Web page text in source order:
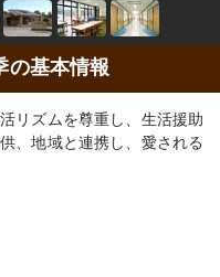
の基本情報
リズムを尊重し、生活援助
、地域と連携し、愛される